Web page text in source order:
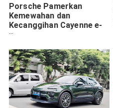
Porsche Pamerkan
Kemewahan dan
Kecanggihan Cayenne e-
Hybrid di Surabaya